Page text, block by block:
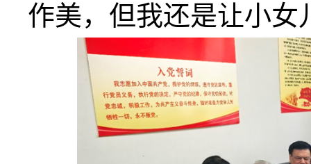
作美，但我还是让小女